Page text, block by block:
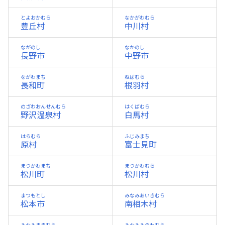
豊丘村
とよおかむら
中川村
なかがわむら
長野市
ながのし
中野市
なかのし
長和町
ながわまち
根羽村
ねばむら
野沢温泉村
のざわおんせんむら
白馬村
はくばむら
原村
はらむら
富士見町
ふじみまち
松川町
まつかわまち
松川村
まつかわむら
松本市
まつもとし
南相木村
みなみあいきむら